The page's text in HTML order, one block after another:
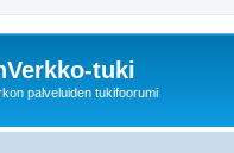
tuki
palveluiden tukifoorumi